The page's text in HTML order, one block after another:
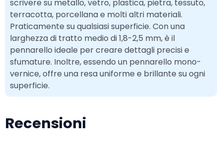
scrivere su metallo, vetro, plastica, pietra, tessuto,
terracotta, porcellana e molti altri materiali.
Praticamente su qualsiasi superficie. Con una
larghezza di tratto medio di 1,8-2,5 mm, è il
pennarello ideale per creare dettagli precisi e
sfumature. Inoltre, essendo un pennarello mono-
vernice, offre una resa uniforme e brillante su ogni
superficie.
Recensioni